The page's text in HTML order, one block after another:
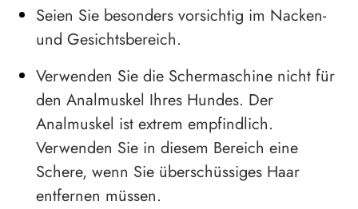
Seien Sie besonders vorsichtig im Nacken-
und Gesichtsbereich.
Verwenden Sie die Schermaschine nicht für
den Analmuskel Ihres Hundes. Der
Analmuskel ist extrem empfindlich.
Verwenden Sie in diesem Bereich eine
Schere, wenn Sie überschüssiges Haar
entfernen müssen.